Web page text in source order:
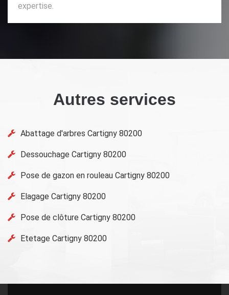
expertise.
Autres services
Abattage d'arbres Cartigny 80200
Dessouchage Cartigny 80200
Pose de gazon en rouleau Cartigny 80200
Elagage Cartigny 80200
Pose de clôture Cartigny 80200
Etetage Cartigny 80200